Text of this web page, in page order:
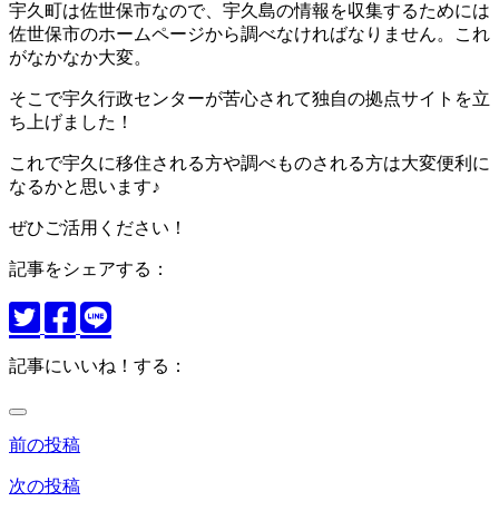
宇久町は佐世保市なので、宇久島の情報を収集するためには
佐世保市のホームページから調べなければなりません。これ
がなかなか大変。
そこで宇久行政センターが苦心されて独自の拠点サイトを立
ち上げました！
これで宇久に移住される方や調べものされる方は大変便利に
なるかと思います♪
ぜひご活用ください！
記事をシェアする：
記事にいいね！する：
前の投稿
次の投稿